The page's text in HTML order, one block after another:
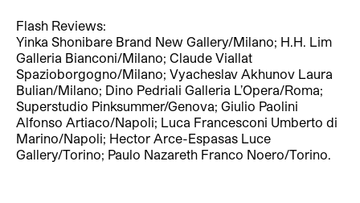
Flash Reviews:
Yinka Shonibare Brand New Gallery/Milano; H.H. Lim
Galleria Bianconi/Milano; Claude Viallat
Spazioborgogno/Milano; Vyacheslav Akhunov Laura
Bulian/Milano; Dino Pedriali Galleria L’Opera/Roma;
Superstudio Pinksummer/Genova; Giulio Paolini
Alfonso Artiaco/Napoli; Luca Francesconi Umberto di
Marino/Napoli; Hector Arce-Espasas Luce
Gallery/Torino; Paulo Nazareth Franco Noero/Torino.